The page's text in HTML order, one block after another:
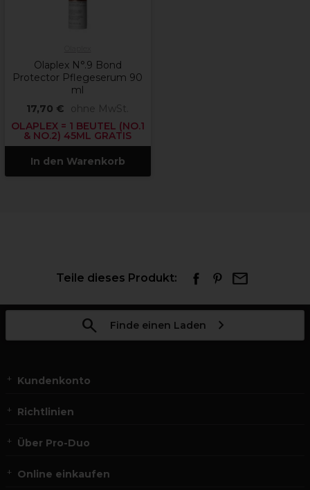
Olaplex N°.9 Bond
Protector Pflegeserum 90
ml
17,70 €
ohne MwSt.
OLAPLEX = 1 BEUTEL (NO.1
& NO.2) 45ML GRATIS
In den Warenkorb
Teile dieses Produkt:
Finde einen Laden
Kundenkonto
Richtlinien
Über Pro-Duo
Online einkaufen